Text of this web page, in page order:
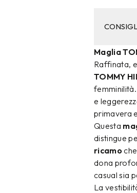
Maglia
Raffinata,
TOMMY
e
primavera
Questa
distingue
ricamo
dona
casual sia
La